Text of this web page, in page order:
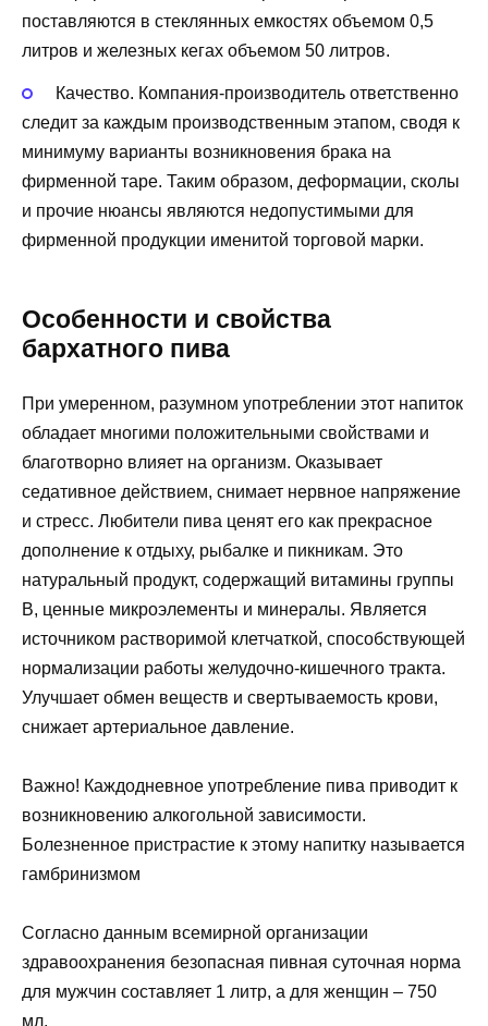
поставляются в стеклянных емкостях объемом 0,5
литров и железных кегах объемом 50 литров.
Качество. Компания-производитель ответственно
следит за каждым производственным этапом, сводя к
минимуму варианты возникновения брака на
фирменной таре. Таким образом, деформации, сколы
и прочие нюансы являются недопустимыми для
фирменной продукции именитой торговой марки.
Особенности и свойства
бархатного пива
При умеренном, разумном употреблении этот напиток
обладает многими положительными свойствами и
благотворно влияет на организм. Оказывает
седативное действием, снимает нервное напряжение
и стресс. Любители пива ценят его как прекрасное
дополнение к отдыху, рыбалке и пикникам. Это
натуральный продукт, содержащий витамины группы
В, ценные микроэлементы и минералы. Является
источником растворимой клетчаткой, способствующей
нормализации работы желудочно-кишечного тракта.
Улучшает обмен веществ и свертываемость крови,
снижает артериальное давление.
Важно! Каждодневное употребление пива приводит к
возникновению алкогольной зависимости.
Болезненное пристрастие к этому напитку называется
гамбринизмом
Согласно данным всемирной организации
здравоохранения безопасная пивная суточная норма
для мужчин составляет 1 литр, а для женщин – 750
мл.